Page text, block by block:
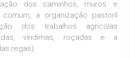
dos caminhos, muros e
a organização pastoril
dos trabalhos agrícolas
vindimas, roçadas e a
regas).